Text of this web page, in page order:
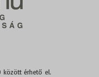
között érhető el.